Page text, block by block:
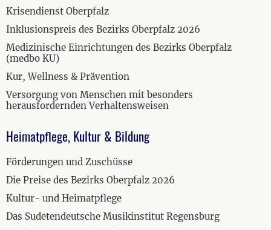
Krisendienst Oberpfalz
Inklusionspreis des Bezirks Oberpfalz 2026
Medizinische Einrichtungen des Bezirks Oberpfalz
(medbo KU)
Kur, Wellness & Prävention
Versorgung von Menschen mit besonders
herausfordernden Verhaltensweisen
Heimatpflege, Kultur & Bildung
Förderungen und Zuschüsse
Die Preise des Bezirks Oberpfalz 2026
Kultur- und Heimatpflege
Das Sudetendeutsche Musikinstitut Regensburg